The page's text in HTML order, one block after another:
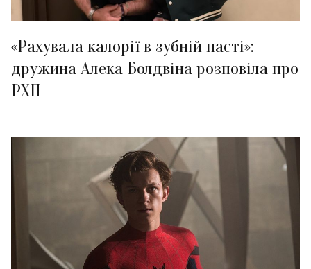
«Рахувала калорії в зубній пасті»:
дружина Алека Болдвіна розповіла про
РХП